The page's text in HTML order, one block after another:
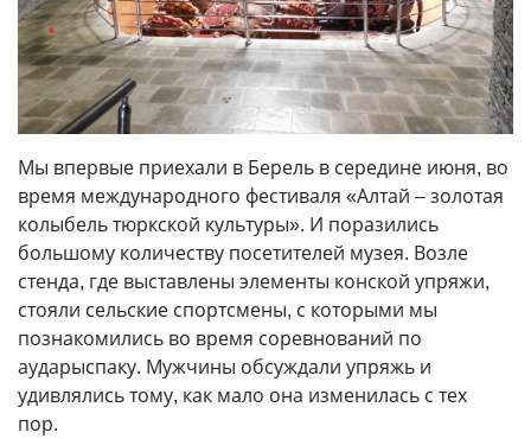
Мы впервые приехали в Берель в середине июня, во
время международного фестиваля «Алтай – золотая
колыбель тюркской культуры». И поразились
большому количеству посетителей музея. Возле
стенда, где выставлены элементы конской упряжи,
стояли сельские спорт­смены, с которыми мы
познакомились во время соревнований по
аударыспаку. Мужчины обсуждали упряжь и
удивлялись тому, как мало она изменилась с тех
пор.